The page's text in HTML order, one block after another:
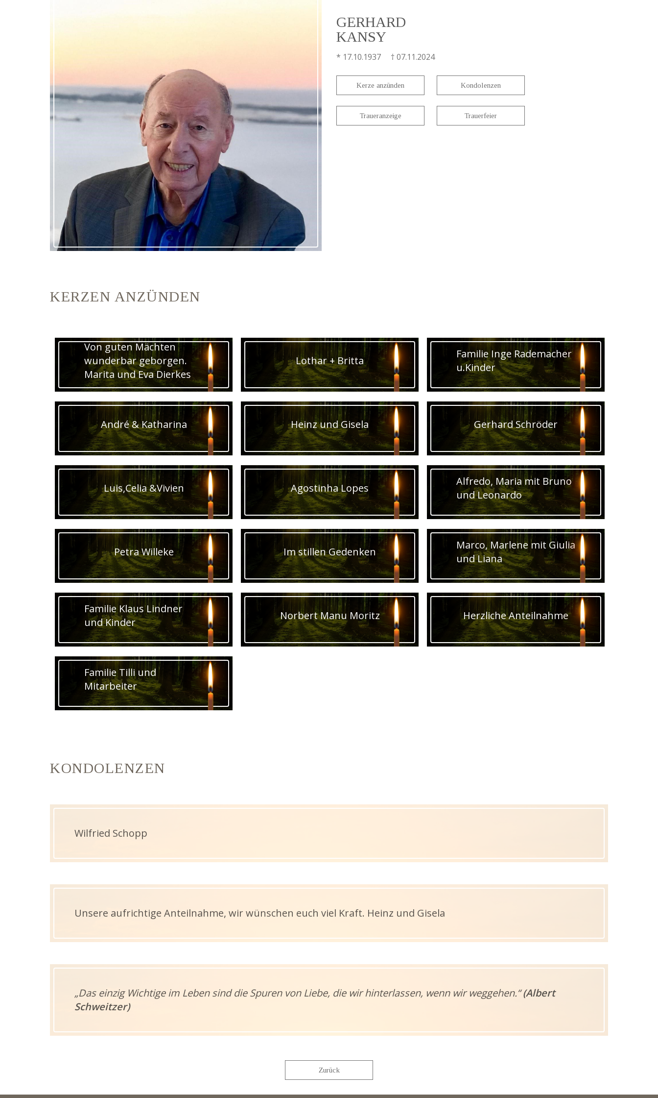
GERHARD
KANSY
* 17.10.1937 † 07.11.2024
Kerze anzünden
Traueranzeige
Kondolenzen
Trauerfeier
KERZEN ANZÜNDEN
Von guten Mächten
wunderbar geborgen.
Marita und Eva Dierkes
Lothar + Britta
Familie Inge Rademacher
u.Kinder
André & Katharina Heinz und Gisela Gerhard Schröder
Luis,Celia &Vivien Agostinha Lopes
Alfredo, Maria mit Bruno
und Leonardo
Petra Willeke Im stillen Gedenken
Marco, Marlene mit Giulia
und Liana
Familie Klaus Lindner
und Kinder
Norbert Manu Moritz Herzliche Anteilnahme
Familie Tilli und
Mitarbeiter
KONDOLENZEN
Wilfried Schopp
Unsere aufrichtige Anteilnahme, wir wünschen euch viel Kraft. Heinz und Gisela
„Das einzig Wichtige im Leben sind die Spuren von Liebe, die wir hinterlassen, wenn wir weggehen.“(Albert
Schweitzer)
Zurück